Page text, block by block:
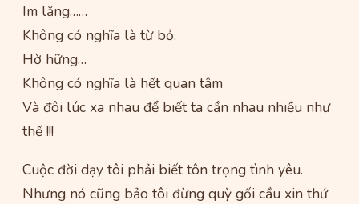
Im lặng……
Không có nghĩa là từ bỏ.
Hờ hững…
Không có nghĩa là hết quan tâm
Và đôi lúc xa nhau để biết ta cần nhau nhiều như
thế !!!
Cuộc đời dạy tôi phải biết tôn trọng tình yêu.
Nhưng nó cũng bảo tôi đừng quỳ gối cầu xin thứ